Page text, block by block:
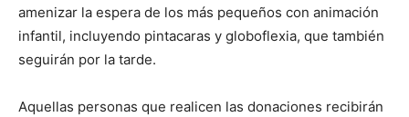
amenizar la espera de los más pequeños con animación
infantil, incluyendo pintacaras y globoflexia, que también
seguirán por la tarde.
Aquellas personas que realicen las donaciones recibirán